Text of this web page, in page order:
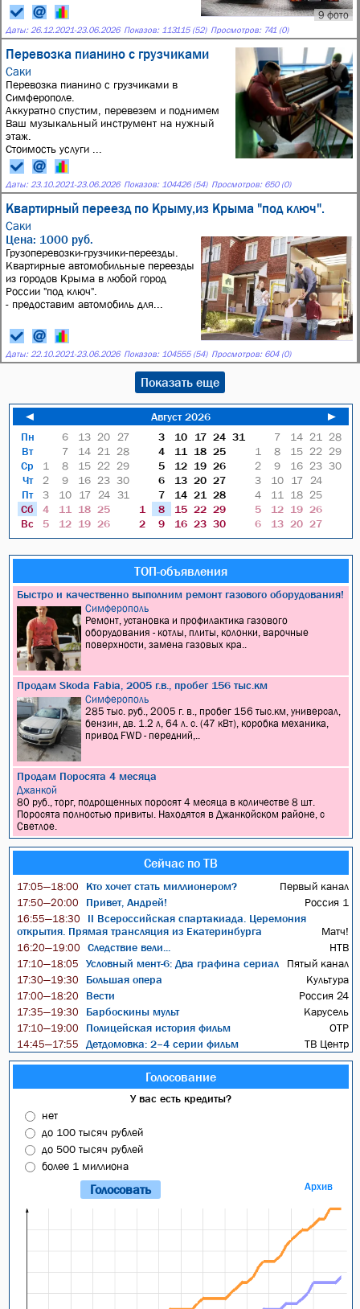
9 фото
Даты: 26.12.2021-23.06.2026 Показов: 113115 (52) Просмотров: 741 (0)
Перевозка пианино с грузчиками
Саки
Перевозка пианино с грузчиками в
Симферополе.
Аккуратно спустим, перевезем и поднимем
Ваш музыкальный инструмент на нужный
этаж.
Стоимость услуги ...
Даты: 23.10.2021-23.06.2026 Показов: 104426 (54) Просмотров: 650 (0)
Квартирный переезд по Крыму,из Крыма "под ключ".
Саки
Цена: 1000 руб.
Грузоперевозки-грузчики-переезды.
Квартирные автомобильные переезды
из городов Крыма в любой город
России "под ключ".
- предоставим автомобиль для...
Даты: 22.10.2021-23.06.2026 Показов: 104555 (54) Просмотров: 604 (0)
Показать еще
◄ Август 2026
►
Пн
Вт
Ср
Чт
Пт
Сб
Вс
6 13 20
27
7
14 21
28
1
8 15 22 29
2
9 16 23 30
3
10 17 24 31
4
11 18 25
5
12 19 26
3 10 17 24 31
4
11 18 25
5
12 19 26
6
13 20 27
7
14 21
28
1
8 15 22 29
2
9 16 23 30
7 14 21
28
1
8 15 22 29
2
9 16 23 30
3
10 17
24
4
11 18 25
5
12 19 26
6
13 20 27
ТОП-объявления
Быстро и качественно выполним ремонт газового оборудования!
Симферополь
Ремонт, установка и профилактика газового
оборудования - котлы, плиты, колонки, варочные
поверхности, замена газовых кра..
Продам Skoda Fabia, 2005 г.в., пробег 156 тыс.км
Симферополь
285 тыс. руб., 2005 г. в., пробег 156 тыс.км, универсал,
бензин, дв. 1.2 л, 64 л. с. (47 кВт), коробка механика,
привод FWD - передний,..
Продам Поросята 4 месяца
Джанкой
80 руб., торг, подрощенных поросят 4 месяца в количестве 8 шт.
Поросята полностью привиты. Находятся в Джанкойском районе, с
Светлое.
Сейчас по ТВ
17:05—18:00 Кто хочет стать миллионером? Первый канал
17:50—20:00 Привет, Андрей! Россия 1
16:55—18:30
II Всероссийская спартакиада. Церемония
открытия. Прямая трансляция из Екатеринбурга
Матч!
16:20—19:00 Следствие вели... НТВ
17:10—18:05 Условный мент-6: Два графина сериал Пятый канал
17:30—19:30 Большая опера Культура
17:00—18:20 Вести Россия 24
17:35—19:30 Барбоскины мульт Карусель
17:10—19:00 Полицейская история фильм ОТР
14:45—17:55 Детдомовка: 2–4 серии фильм ТВ Центр
Голосование
У вас есть кредиты?
нет
до 100 тысяч рублей
до 500 тысяч рублей
более 1 миллиона
Архив